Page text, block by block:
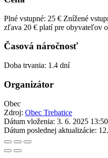
Plné vstupné: 25 € Znížené
zľava 20 € platí pre obyvateľov
Časová náročnosť
Doba trvania: 1.4 dní
Organizátor
Obec
Zdroj: Obec Trebatice
Dátum vloženia: 3. 6. 2025 13:50
Dátum poslednej aktualizácie: